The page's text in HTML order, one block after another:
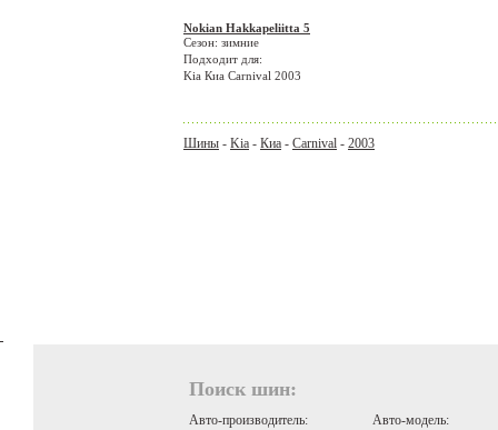
Nokian Hakkapeliitta 5
Сезон: зимние
Подходит для:
Kia Киа Carnival 2003
Шины - Kia - Киа - Carnival - 2003
Поиск шин:
Авто-производитель: Авто-модель: